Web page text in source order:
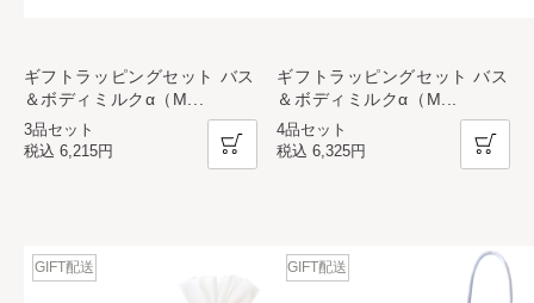
ギフトラッピングセット バス
＆ボディミルクα（M
3品セット
税込 6,215円
ギフトラッピングセット バス
＆ボディミルクα（M
4品セット
税込6,325円
GIFT配送 GIFT配送